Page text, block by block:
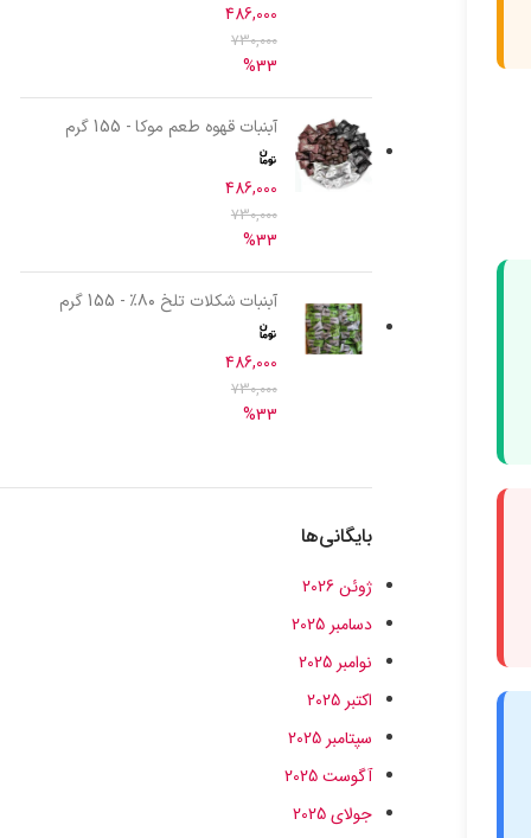
486,000
730,000
%33
آبنبات قهوه طعم موکا - 155 گرم
486,000
730,000
%33
آبنبات شکلات تلخ ۸۰٪ - 155 گرم
486,000
730,000
%33
بایگانی‌ها
ژوئن 2026
دسامبر 2025
نوامبر 2025
اکتبر 2025
سپتامبر 2025
آگوست 2025
جولای 2025